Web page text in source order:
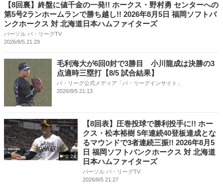
【8回裏】終盤に値千金の一発!! ホークス・野村勇 センターへの
第5号2ランホームランで勝ち越し!! 2026年8月5日 福岡ソフトバ
ンクホークス 対 北海道日本ハムファイターズ
パーソル パ・リーグTV
2026/8/5 21:29
毛利海大が6回0封で3勝目 小川龍成は決勝の3
点適時三塁打【8/5 試合結果】
パ・リーグ公式メディア「パ・リーグインサイト」
2026/8/5 21:13
0:24
【8回表】圧巻投球で勝利投手に!! ホー
クス・松本裕樹 5年連続40登板達成とな
るマウンドで3者連続三振!! 2026年8月5
日 福岡ソフトバンクホークス 対 北海道
日本ハムファイターズ
パーソル パ・リーグTV
2026/8/5 21:27